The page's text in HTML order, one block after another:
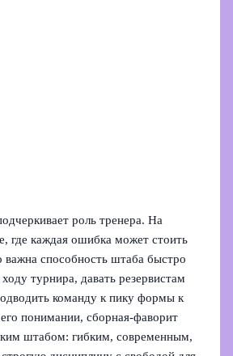
роль тренера. На
где каждая ошибка может стоить
способность штаба быстро
турнира, давать резервистам
команду к пику формы к
понимании, сборная-фаворит
штабом: гибким, современным,